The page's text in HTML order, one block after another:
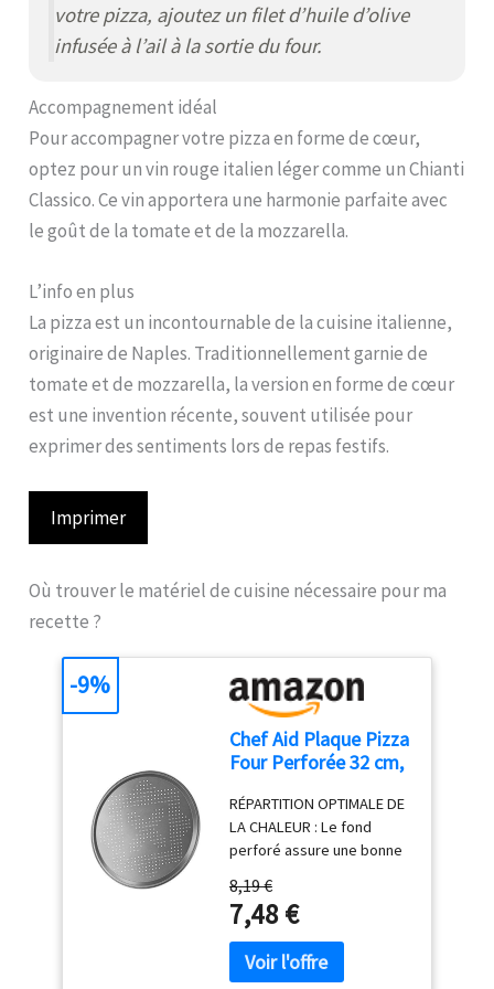
votre pizza, ajoutez un filet d’huile d’olive
infusée à l’ail à la sortie du four.
Accompagnement idéal
Pour accompagner votre pizza en forme de cœur,
optez pour un vin rouge italien léger comme un Chianti
Classico. Ce vin apportera une harmonie parfaite avec
le goût de la tomate et de la mozzarella.
L’info en plus
La pizza est un incontournable de la cuisine italienne,
originaire de Naples. Traditionnellement garnie de
tomate et de mozzarella, la version en forme de cœur
est une invention récente, souvent utilisée pour
exprimer des sentiments lors de repas festifs.
Imprimer
Où trouver le matériel de cuisine nécessaire pour ma
recette ?
Chef Aid Plaque Pizza
Four Perforée 32 cm,
Antiadhésive pour
Cuisson Homogène,
Acier Carbone, Passe
Congélateur et
Réfrigérateur, Gris
RÉPARTITION OPTIMALE DE
LA CHALEUR : Le fond
perforé assure une bonne
chaque pizza
délicieusement
croustillante. Idéal pour les
pizzas maison et surgelées
8,19 €
7,48 €
-9%